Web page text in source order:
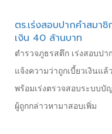
ตร.เร่งสอบปากคำสมาชิ
เงิน 40 ล้านบาท
ตำรวจภูธรสตึก เร่งสอบป
แจ้งความว่าถูกเบี้ยวเงินแ
พร้อมเร่งตรวจสอบระบบบั
ผู้ถูกกล่าวหามาสอบเพิ่ม